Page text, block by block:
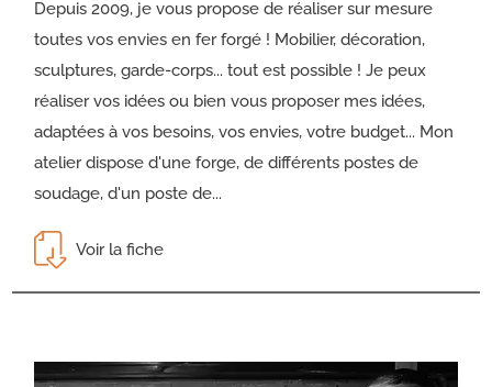
Depuis 2009, je vous propose de réaliser sur mesure
toutes vos envies en fer forgé ! Mobilier, décoration,
sculptures, garde-corps... tout est possible ! Je peux
réaliser vos idées ou bien vous proposer mes idées,
adaptées à vos besoins, vos envies, votre budget... Mon
atelier dispose d'une forge, de différents postes de
soudage, d'un poste de...
Voir la fiche